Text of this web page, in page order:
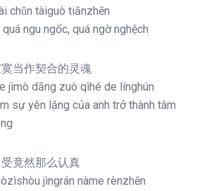
chǔn tàiguò tiānzhēn
ngu ngốc, quá ngờ nghệch
当作契合的灵魂
jìmò dāng zuò qìhé de línghún
sự yên lặng của anh trở thành tâm
竟然那么认真
jìngrán nàme rènzhēn